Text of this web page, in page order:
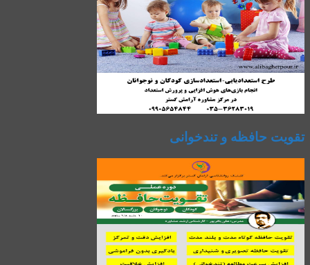
تقویت حافظه و تندخوانی